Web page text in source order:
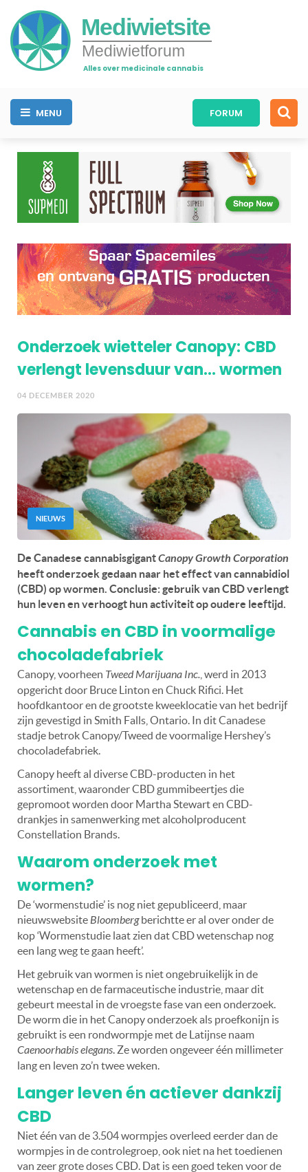
Mediwietsite
Mediwietforum
Alles over medicinale cannabis
MENU FORUM
Onderzoek wietteler Canopy: CBD
verlengt levensduur van… wormen
04 DECEMBER 2020
NIEUWS
De Canadese cannabisgigantCanopy Growth Corporation
heeft onderzoek gedaan naar het effect van cannabidiol
(CBD) op wormen. Conclusie: gebruik van CBD verlengt
hun leven en verhoogt hun activiteit op oudere leeftijd.
Cannabis en CBD in voormalige
chocoladefabriek
Canopy, voorheen Tweed Marijuana Inc. , werd in 2013
opgericht door Bruce Linton en Chuck Rifici. Het
hoofdkantoor en de grootste kweeklocatie van het bedrijf
zijn gevestigd in Smith Falls, Ontario. In dit Canadese
stadje betrok Canopy/Tweed de voormalige Hershey’s
chocoladefabriek.
Canopy heeft al diverse CBD-producten in het
assortiment, waaronder CBD gummibeertjes die
gepromoot worden door Martha Stewart en CBD-
drankjes in samenwerking met alcoholproducent
Constellation Brands.
Waarom onderzoek met
wormen?
De ‘wormenstudie’ is nog niet gepubliceerd, maar
nieuwswebsiteBloombergberichtte er al over onder de
kop ‘Wormenstudie laat zien dat CBD wetenschap nog
een lang weg te gaan heeft’.
Het gebruik van wormen is niet ongebruikelijk in de
wetenschap en de farmaceutische industrie, maar dit
gebeurt meestal in de vroegste fase van een onderzoek.
De worm die in het Canopy onderzoek als proefkonijn is
gebruikt is een rondwormpje met de Latijnse naam
Caenoorhabis elegans. Ze worden ongeveer één millimeter
lang en leven zo’n twee weken.
Langer leven én actiever dankzij
CBD
Niet één van de 3.504 wormpjes overleed eerder dan de
wormpjes in de controlegroep, ook niet na het toedienen
van zeer grote doses CBD. Dat is een goed teken voor de